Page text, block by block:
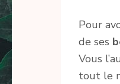
Pour
de ses
Vous
tout le